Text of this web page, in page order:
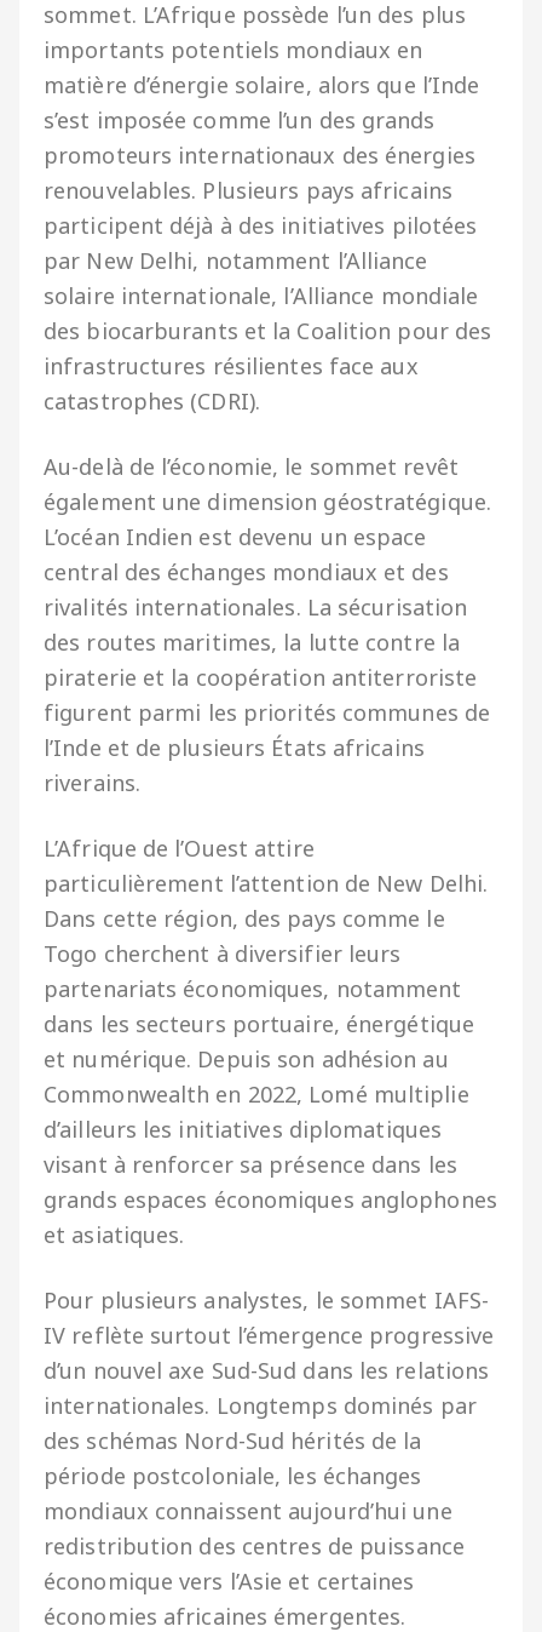
sommet. L’Afrique possède l’un des plus
importants potentiels mondiaux en
matière d’énergie solaire, alors que l’Inde
s’est imposée comme l’un des grands
promoteurs internationaux des énergies
renouvelables. Plusieurs pays africains
participent déjà à des initiatives pilotées
par New Delhi, notamment l’Alliance
solaire internationale, l’Alliance mondiale
des biocarburants et la Coalition pour des
infrastructures résilientes face aux
catastrophes (CDRI).
Au-delà de l’économie, le sommet revêt
également une dimension géostratégique.
L’océan Indien est devenu un espace
central des échanges mondiaux et des
rivalités internationales. La sécurisation
des routes maritimes, la lutte contre la
piraterie et la coopération antiterroriste
figurent parmi les priorités communes de
l’Inde et de plusieurs États africains
riverains.
L’Afrique de l’Ouest attire
particulièrement l’attention de New Delhi.
Dans cette région, des pays comme le
Togo cherchent à diversifier leurs
partenariats économiques, notamment
dans les secteurs portuaire, énergétique
et numérique. Depuis son adhésion au
Commonwealth en 2022, Lomé multiplie
d’ailleurs les initiatives diplomatiques
visant à renforcer sa présence dans les
grands espaces économiques anglophones
et asiatiques.
Pour plusieurs analystes, le sommet IAFS-
IV reflète surtout l’émergence progressive
d’un nouvel axe Sud-Sud dans les relations
internationales. Longtemps dominés par
des schémas Nord-Sud hérités de la
période postcoloniale, les échanges
mondiaux connaissent aujourd’hui une
redistribution des centres de puissance
économique vers l’Asie et certaines
économies africaines émergentes.